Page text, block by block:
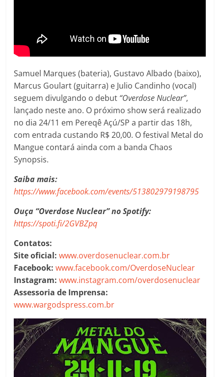
Samuel Marques (bateria), Gustavo Albado (baixo),
Marcus Goulart (guitarra) e Julio Candinho (vocal)
seguem divulgando o debut “Overdose Nuclear”,
lançado neste ano. O próximo show será realizado
no dia 24/11 em Pereqê Açú/SP a partir das 18h,
com entrada custando R$ 20,00. O festival Metal do
Mangue contará ainda com a banda Chaos
Synopsis.
Saiba mais:
https://www.facebook.com/events/513802979198795
Ouça “Overdose Nuclear” no Spotify:
https://spoti.fi/2GVBZpq
Contatos:
Site oficial:www.overdosenuclear.com.br
Facebook:www.facebook.com/OverdoseNuclear
Instagram:www.instagram.com/overdosenuclear
Assessoria de Imprensa:
www.wargodspress.com.br